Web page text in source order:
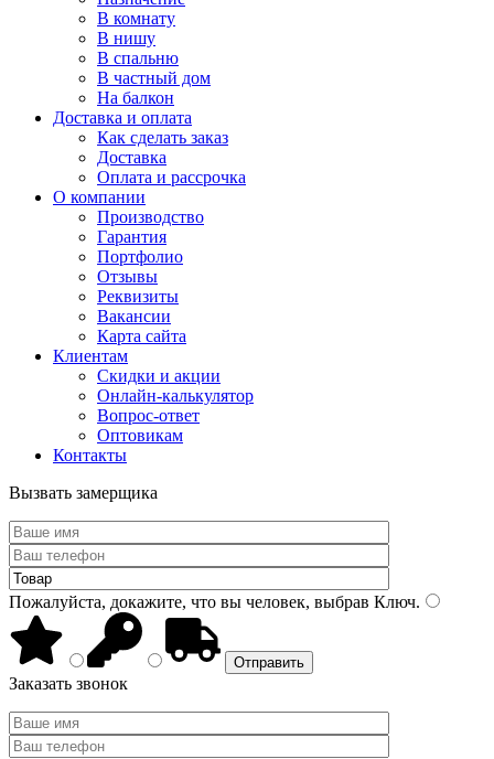
В комнату
В нишу
В спальню
В частный дом
На балкон
Доставка и оплата
Как сделать заказ
Доставка
Оплата и рассрочка
О компании
Производство
Гарантия
Портфолио
Отзывы
Реквизиты
Вакансии
Карта сайта
Клиентам
Скидки и акции
Онлайн-калькулятор
Вопрос-ответ
Оптовикам
Контакты
Вызвать замерщика
Пожалуйста, докажите, что вы человек, выбрав Ключ.
Заказать звонок